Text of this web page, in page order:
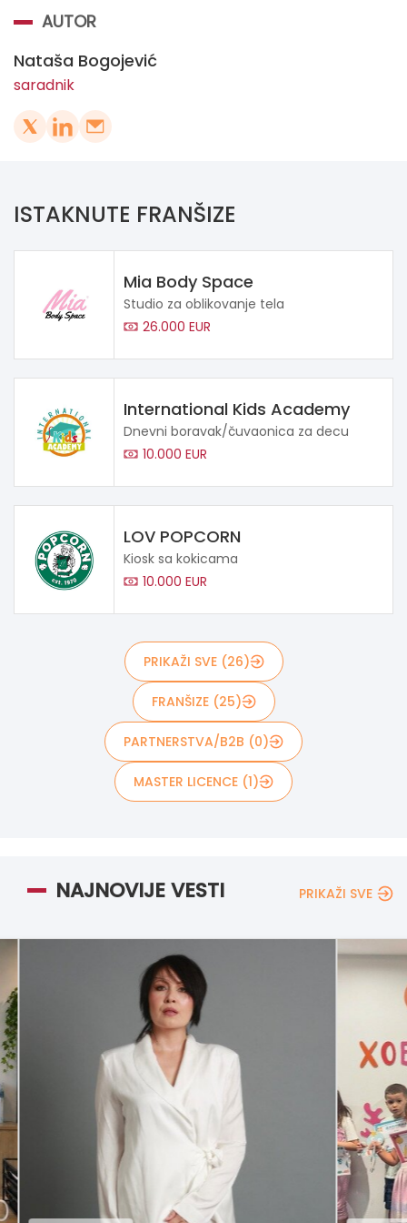
AUTOR
Nataša Bogojević
saradnik
ISTAKNUTE FRANŠIZE
Mia Body Space
Studio za oblikovanje tela
26.000 EUR
International Kids Academy
Dnevni boravak/čuvaonica za decu
10.000 EUR
LOV POPCORN
Kiosk sa kokicama
10.000 EUR
PRIKAŽI SVE (26)
FRANŠIZE (25)
PARTNERSTVA/B2B (0)
MASTER LICENCE (1)
NAJNOVIJE VESTI PRIKAŽI SVE